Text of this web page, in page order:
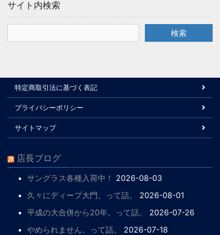
サイト内検索
特定商取引法に基づく表記
プライバシーポリシー
サイトマップ
店長ブログ
サングラス各種入荷中！
2026-08-03
久々にディープ大門。って話。
2026-08-01
平成の大合併から20年。って話。
2026-07-26
やめられません。って話。
2026-07-18